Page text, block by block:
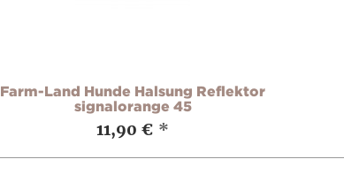
Farm-Land Hunde Halsung Reflektor
signalorange 45
11,90 € *